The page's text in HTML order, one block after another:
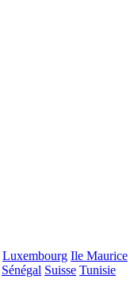
Luxembourg Ile Maurice
Sénégal Suisse Tunisie